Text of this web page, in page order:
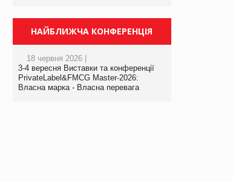
Брагина Людмила
Просування компанії на
www.trademaster.ua.
правила. Особливості.
НАЙБЛИЖЧА КОНФЕРЕНЦІЯ
18 червня 2026 |
3-4 вересня Виставки та конференції
PrivateLabel&FMCG Master-2026:
Власна марка - Власна перевага